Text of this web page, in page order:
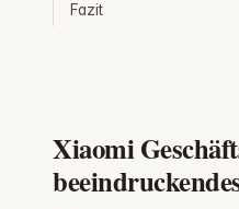
Fazit
Xiaomi